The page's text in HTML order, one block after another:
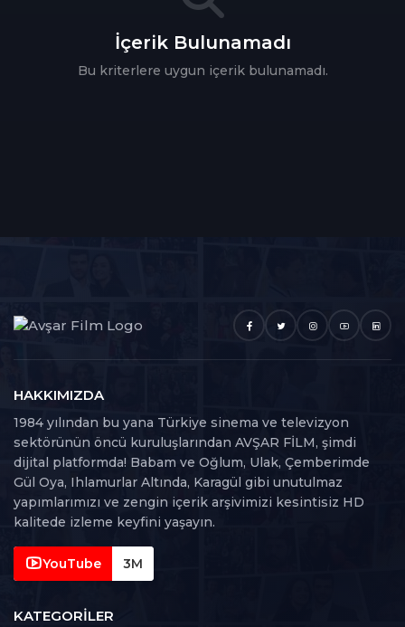
İçerik Bulunamadı
Bu kriterlere uygun içerik bulunamadı.
HAKKIMIZDA
1984 yılından bu yana Türkiye sinema ve televizyon
sektörünün öncü kuruluşlarından AVŞAR FİLM, şimdi
dijital platformda! Babam ve Oğlum, Ulak, Çemberimde
Gül Oya, Ihlamurlar Altında, Karagül gibi unutulmaz
yapımlarımızı ve zengin içerik arşivimizi kesintisiz HD
kalitede izleme keyfini yaşayın.
YouTube 3M
KATEGORILER